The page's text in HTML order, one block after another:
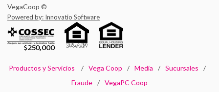
VegaCoop ©
Powered by: Innovatio Software
Productos y Servicios Vega Coop Media
Sucursales
Fraude
VegaPC Coop